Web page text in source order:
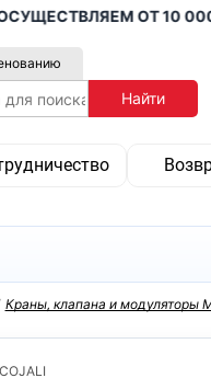
ОТ 10 000
Краны, клапана и модуляторы